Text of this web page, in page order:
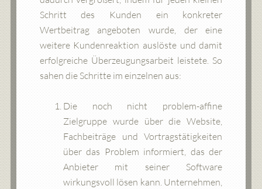
Schritt des Kunden ein konkreter
Wertbeitrag angeboten wurde, der eine
weitere Kundenreaktion auslöste und damit
erfolgreiche Überzeugungsarbeit leistete. So
sahen die Schritte im einzelnen aus:
Die noch nicht problem-affine
Zielgruppe wurde über die Website,
Fachbeiträge und Vortragstätigkeiten
über das Problem informiert, das der
Anbieter mit seiner Software
wirkungsvoll lösen kann. Unternehmen,